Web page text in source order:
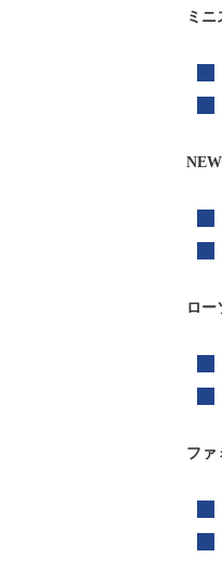
ミ
ロー
ファ